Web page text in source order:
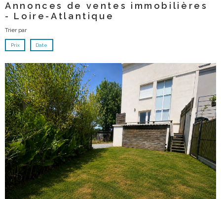
Annonces de ventes immobilières
- Loire-Atlantique
Trier par
Prix Date
voir le
bien